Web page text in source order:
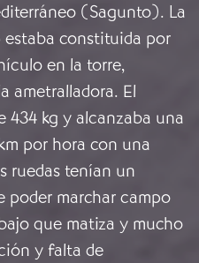
(Sagunto). La
estaba constituida por
en la torre,
ametralladora. El
434 kg y alcanzaba una
por hora con una
ruedas tenían un
poder marchar campo
que matiza y mucho
y falta de